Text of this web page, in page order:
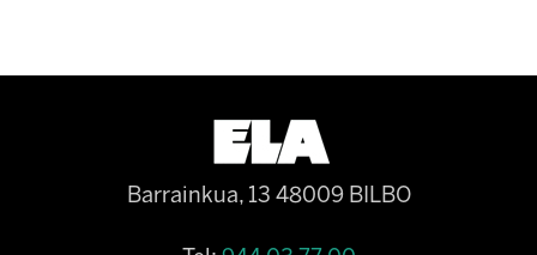
Barrainkua, 13 48009 BILBO